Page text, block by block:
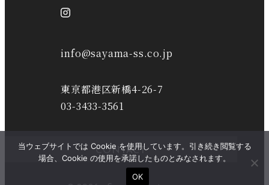
info@sayama-ss.co.jp
東京都港区新橋4-26-7
03-3433-3561
CONTACT
当ウェブサイトでは Cookie を使用しています。引き続き閲覧する
場合、Cookie の使用を承諾したものとみなされます。
OK